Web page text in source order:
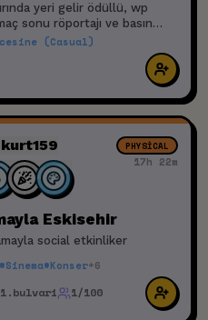
yeri gelir ödüllü, wp
sonu röportajı ve basın
görüntülü maç
ve niceleri bekleniyosunuzzz
(Casual)
PHYSICAL
17h 22m
Eskisehir
social etkinliker
#Sinema#Konser+6
1/100